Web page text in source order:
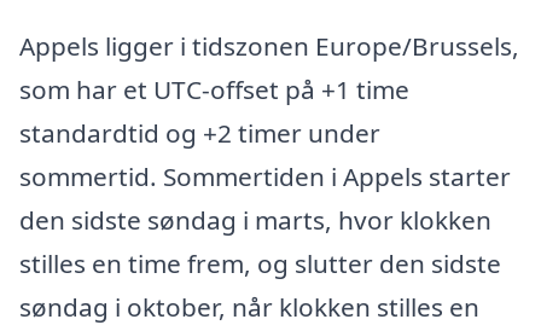
Appels ligger i tidszonen Europe/Brussels,
som har et UTC-offset på +1 time
standardtid og +2 timer under
sommertid. Sommertiden i Appels starter
den sidste søndag i marts, hvor klokken
stilles en time frem, og slutter den sidste
søndag i oktober, når klokken stilles en